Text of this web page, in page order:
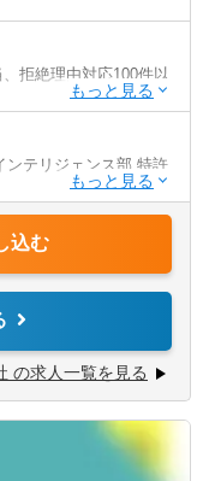
製品など】
務
9兆円の舵取り役とし
略を企画立案します。
手を探る事業の現場
すことができます。
メンバーが所属し、
週半分程度出社する
あり、入社後必要に
拒絶理由対応100件以
庁審査官」よりも
ります。
てメールでの確認
解（頻度高：2件/週）
度中：1回/週）、海
低：２回/月）、調査
ンテリジェンス部 特許
減、知財情報の活用
し、発明の抽出と適
所と連携してグロー
込む
の求人一覧を見る
歌山県
根県